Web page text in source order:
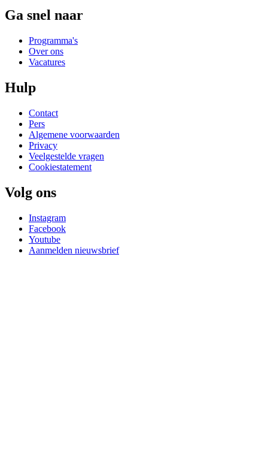
Ga snel naar
Programma's
Over ons
Vacatures
Hulp
Contact
Pers
Algemene voorwaarden
Privacy
Veelgestelde vragen
Cookiestatement
Volg ons
Instagram
Facebook
Youtube
Aanmelden nieuwsbrief